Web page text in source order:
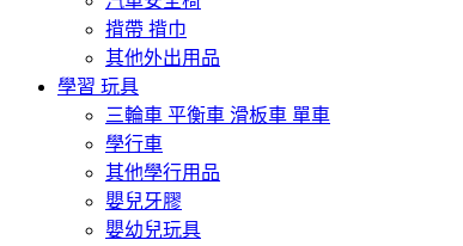
揹帶 揹巾
其他外出用品
學習 玩具
三輪車 平衡車 滑板車 單車
學行車
其他學行用品
嬰兒牙膠
嬰幼兒玩具